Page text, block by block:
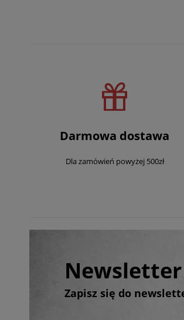
Darmowa dostawa
Dla zamówień powyżej 500zł
Newsletter
Zapisz się do